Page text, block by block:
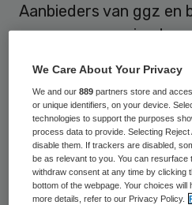
Aanbieders van ggz en
nemen een groeiend
berichtgeving in het
Volgens het AD
longstay-afdelingen
criminelen leeg. Het
langdurig is
We Care About Your Privacy
We and our889 partners store and
or unique identifiers, on your device.
technologies to support the purposes
process data to provide. Selecting
disable them. If trackers are disabled,
be as relevant to you. You can
withdraw consent at any time by clicking
bottom of the webpage. Your choices
more details, refer to our Privacy Policy.